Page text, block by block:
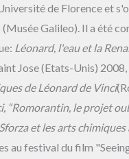
de Florence et
Galileo). Il a été
Léonard, l'eau et la
Jose (Etats-Unis) 2008,
de Léonard de Vinci
“Romorantin, le projet
et les arts chimiques
au festival du film